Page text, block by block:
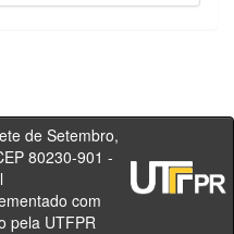
Setembro,
80230-901 -
- Brasil
com
pela UTFPR